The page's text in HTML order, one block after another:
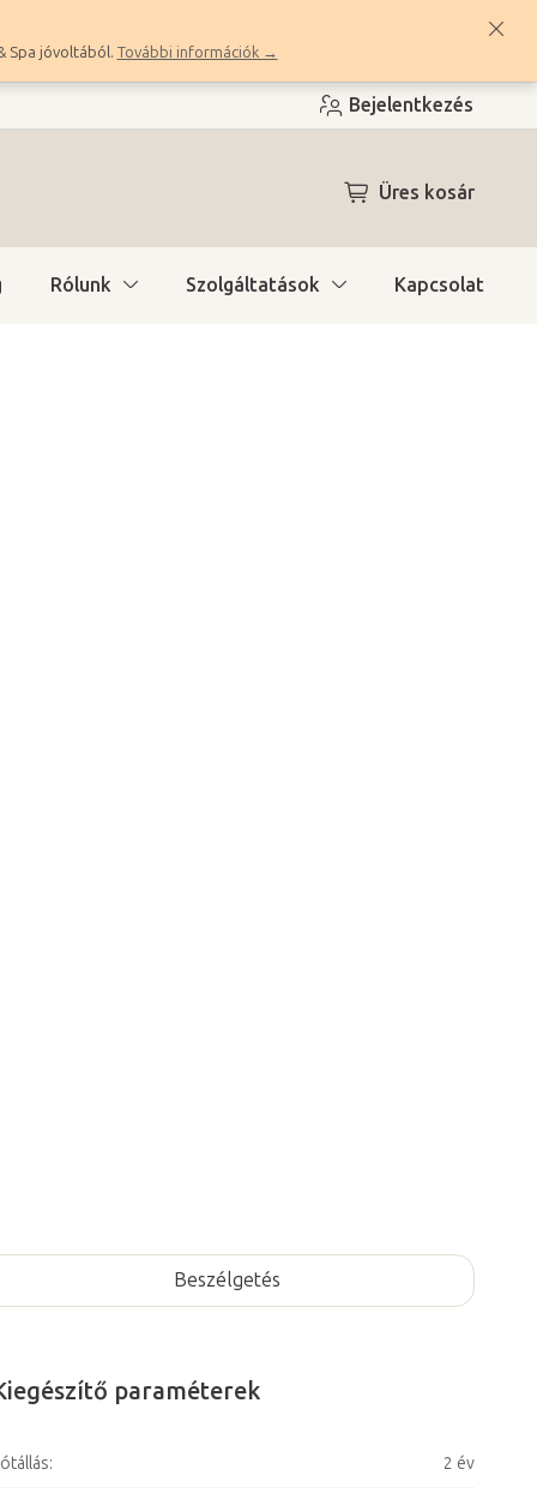
Spa jóvoltából. További információk →
Bejelentkezés
KOSÁR
Üres kosár
Rólunk Szolgáltatások Kapcsolat
Beszélgetés
paraméterek
: 2 év